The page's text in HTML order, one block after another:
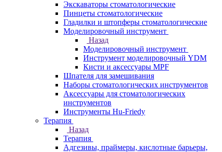
Экскаваторы стоматологические
Пинцеты стоматологические
Гладилки и штопферы стоматологические
Моделировочный инструмент
Назад
Моделировочный инструмент
Инструмент моделировочный YDM
Кисти и аксессуары MPF
Шпателя для замешивания
Наборы стоматологических инструментов
Аксессуары для стоматологических
инструментов
Инструменты Hu-Friedy
Терапия
Назад
Терапия
Адгезивы, праймеры, кислотные барьеры,